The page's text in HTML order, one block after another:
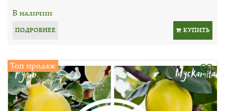
В наличии
ПОДРОБНЕЕ КУПИТЬ
Топ продаж